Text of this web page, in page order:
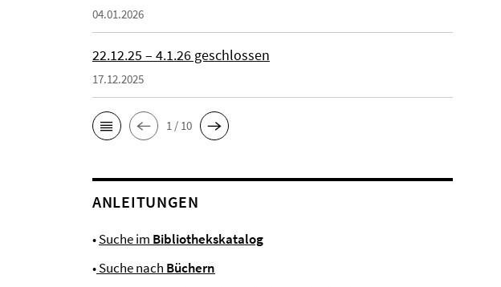
04.01.2026
22.12.25 – 4.1.26 geschlossen
17.12.2025
1 / 10
ANLEITUNGEN
•Suche im Bibliothekskatalog
•Suche nach Büchern